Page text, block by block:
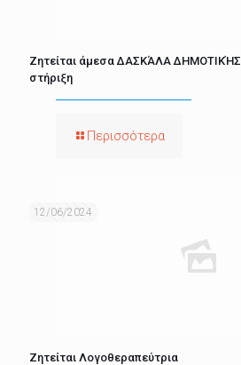
Ζητείται άμεσα ΔΑΣΚΆΛΑ ΔΗΜΟΤΙΚΉΣ
στήριξη
Περισσότερα
12/06/2024
Ζητείται Λογοθεραπεύτρια